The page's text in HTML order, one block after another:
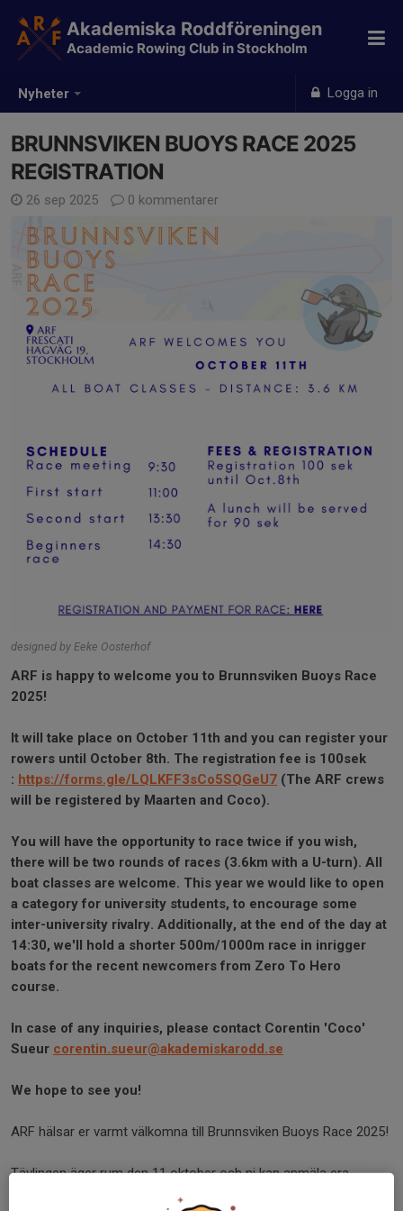
Nyheter Logga in
Akademiska Roddföreningen
Academic Rowing Club in Stockholm
BRUNNSVIKEN BUOYS RACE 2025
REGISTRATION
26 sep 2025 0 kommentarer
designed by Eeke Oosterhof
ARF is happy to welcome you to Brunnsviken Buoys Race
2025!
It will take place on October 11th and you can register your
rowers until October 8th. The registration fee is 100sek
: https://forms.gle/LQLKFF3sCo5SQGeU7 (The ARF crews
will be registered by Maarten and Coco).
You will have the opportunity to race twice if you wish,
there will be two rounds of races (3.6km with a U-turn). All
boat classes are welcome. This year we would like to open
a category for university students, to encourage some
inter-university rivalry. Additionally, at the end of the day at
14:30, we'll hold a shorter 500m/1000m race in inrigger
boats for the recent newcomers from Zero To Hero
course.
In case of any inquiries, please contact Corentin 'Coco'
Sueur corentin.sueur@akademiskarodd.se
We hope to see you!
ARF hälsar er varmt välkomna till Brunnsviken Buoys Race 2025!
Tävlingen äger rum den 11 oktober och ni kan anmäla era